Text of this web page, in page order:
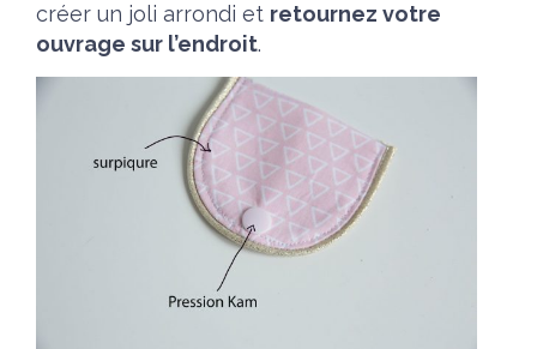
créer un joli arrondi et retournez votre
ouvrage sur l’endroit.